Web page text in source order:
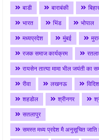
बाडी
बाराबंकी बिहार
भारत
भिंड भोपाल
मध्यप्रदेश
मुंबई
रजक समाज कार्यक्रम
रायसेन तात्या मामा भील जयंती का
रीवा
लखनऊ
शहडोल
श्रीनगर
सतलापुर
समस्त मध्य प्रदेश मै अनुसूचित जाति